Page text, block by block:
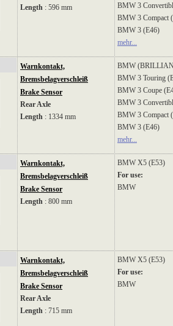
Length : 596 mm
BMW 3
BMW 3 Compact
BMW 3 (E46)
mehr...
Warnkontakt,
Bremsbelagverschleiß
Brake Sensor
Rear Axle
Length : 1334 mm
BMW
BMW 3 Touring
BMW 3 Coupe
BMW 3
BMW 3 Compact
BMW 3 (E46)
mehr...
Warnkontakt,
Bremsbelagverschleiß
Brake Sensor
Length : 800 mm
BMW X5 (E53)
For use:
BMW
Warnkontakt,
Bremsbelagverschleiß
Brake Sensor
Rear Axle
Length : 715 mm
BMW X5 (E53)
For use:
BMW